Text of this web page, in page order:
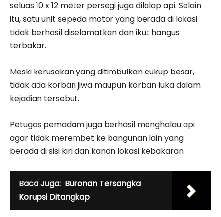
seluas 10 x 12 meter persegi juga dilalap api. Selain
itu, satu unit sepeda motor yang berada di lokasi
tidak berhasil diselamatkan dan ikut hangus
terbakar.
Meski kerusakan yang ditimbulkan cukup besar,
tidak ada korban jiwa maupun korban luka dalam
kejadian tersebut.
Petugas pemadam juga berhasil menghalau api
agar tidak merembet ke bangunan lain yang
berada di sisi kiri dan kanan lokasi kebakaran.
Baca Juga: Buronan Tersangka
Korupsi Ditangkap